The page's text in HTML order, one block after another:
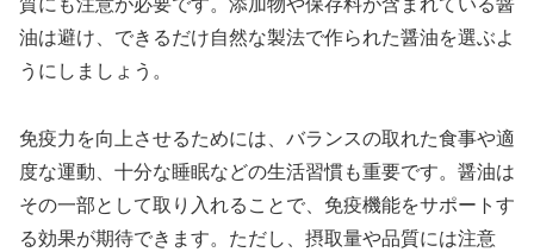
油は避け、できるだけ自然な製法で作られた醤油を選ぶよ
うにしましょう。
免疫力を向上させるためには、バランスの取れた食事や適
度な運動、十分な睡眠などの生活習慣も重要です。醤油は
その一部として取り入れることで、免疫機能をサポートす
る効果が期待できます。ただし、摂取量や品質には注意